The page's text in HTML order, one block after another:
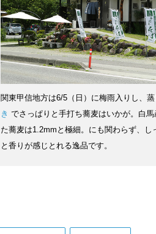
関東甲信地方は6/5（日）に梅雨入りし、
き でさっぱりと手打ち蕎麦はいかが。白
た蕎麦は1.2mmと極細。にも関わらず、
と香りが感じとれる逸品です。